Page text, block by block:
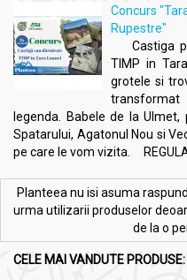
Concurs
Rupestre"
Castiga
TIMP in
grotele si
transformat
legenda. Babele de la
Spatarului, Agatonul Nou si
pe care le vom vizita.
Planteea nu isi asuma
urma utilizarii produselor
de la o
CELE MAI VANDUTE PRODUSE: